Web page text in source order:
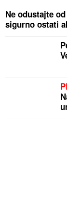
Ne odustajte
sigurno ostati